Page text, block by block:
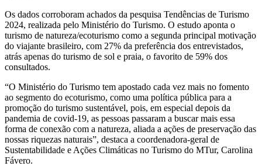
Os dados corroboram achados da pesquisa Tendências de Turismo
2024, realizada pelo Ministério do Turismo. O estudo aponta o
turismo de natureza/ecoturismo como a segunda principal motivação
do viajante brasileiro, com 27% da preferência dos entrevistados,
atrás apenas do turismo de sol e praia, o favorito de 59% dos
consultados.
“O Ministério do Turismo tem apostado cada vez mais no fomento
ao segmento do ecoturismo, como uma política pública para a
promoção do turismo sustentável, pois, em especial depois da
pandemia de covid-19, as pessoas passaram a buscar mais essa
forma de conexão com a natureza, aliada a ações de preservação das
nossas riquezas naturais”, destaca a coordenadora-geral de
Sustentabilidade e Ações Climáticas no Turismo do MTur, Carolina
Fávero.